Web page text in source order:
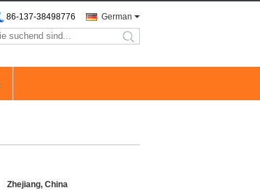
German
86-137-38498776
search
Zhejiang, China